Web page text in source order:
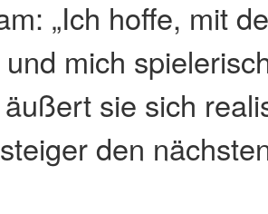
„Ich hoffe, mit
mich
äußert sie sich
den